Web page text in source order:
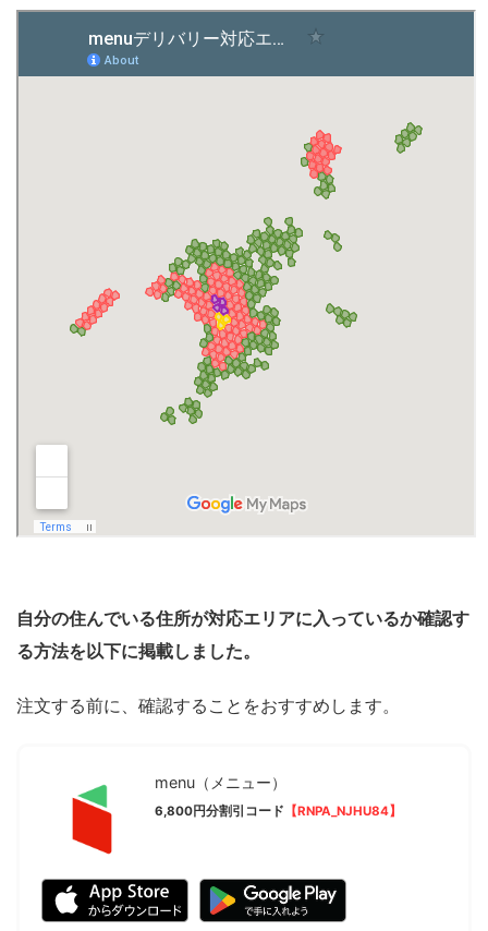
自分の住んでいる住所が対応エリアに入っているか確認す
る方法を以下に掲載しました。
注文する前に、確認することをおすすめします。
menu（メニュー）
6,800円分割引コード 【RNPA_NJHU84】